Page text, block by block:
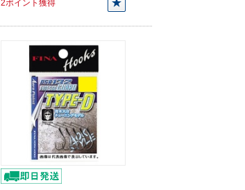
2ポイント獲得